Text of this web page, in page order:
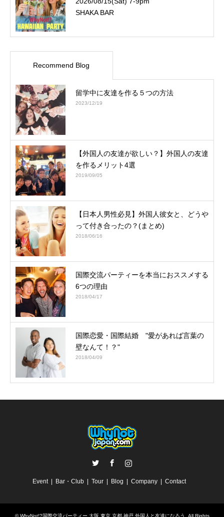
SHAKA BAR
Recommend Blog
留学中に友達を作る５つの方法
2023/12/19
【外国人の友達が欲しい？】外国人の友達
を作るメリット4選
2019/09/05
【日本人男性必見】外国人彼女と、どうや
って付き合ったの？(まとめ)
2018/06/16
国際交流パーティーを本当におススメする
6つの理由
2018/04/17
国際恋愛・国際結婚 "愛があれば言葉の
壁なんて！？"
2018/04/09
Event Bar・Club Tour Blog Company Contact